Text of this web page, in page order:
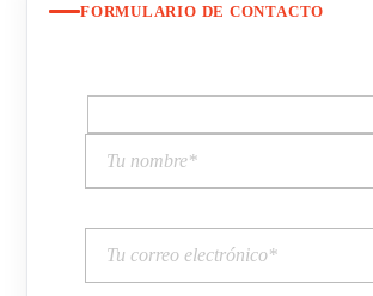
FORMULARIO DE CONTACTO